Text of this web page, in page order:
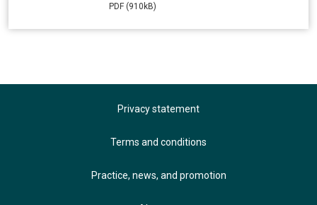
PDF (910kB)
Privacy statement
Terms and conditions
Practice, news, and promotion